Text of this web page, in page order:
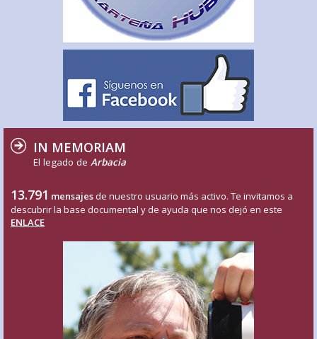
IN MEMORIAM
El legado de Arbacia
13.791 mensajes de nuestro usuario más activo. Te invitamos a
descubrir la base documental y de ayuda que nos dejó en este
ENLACE